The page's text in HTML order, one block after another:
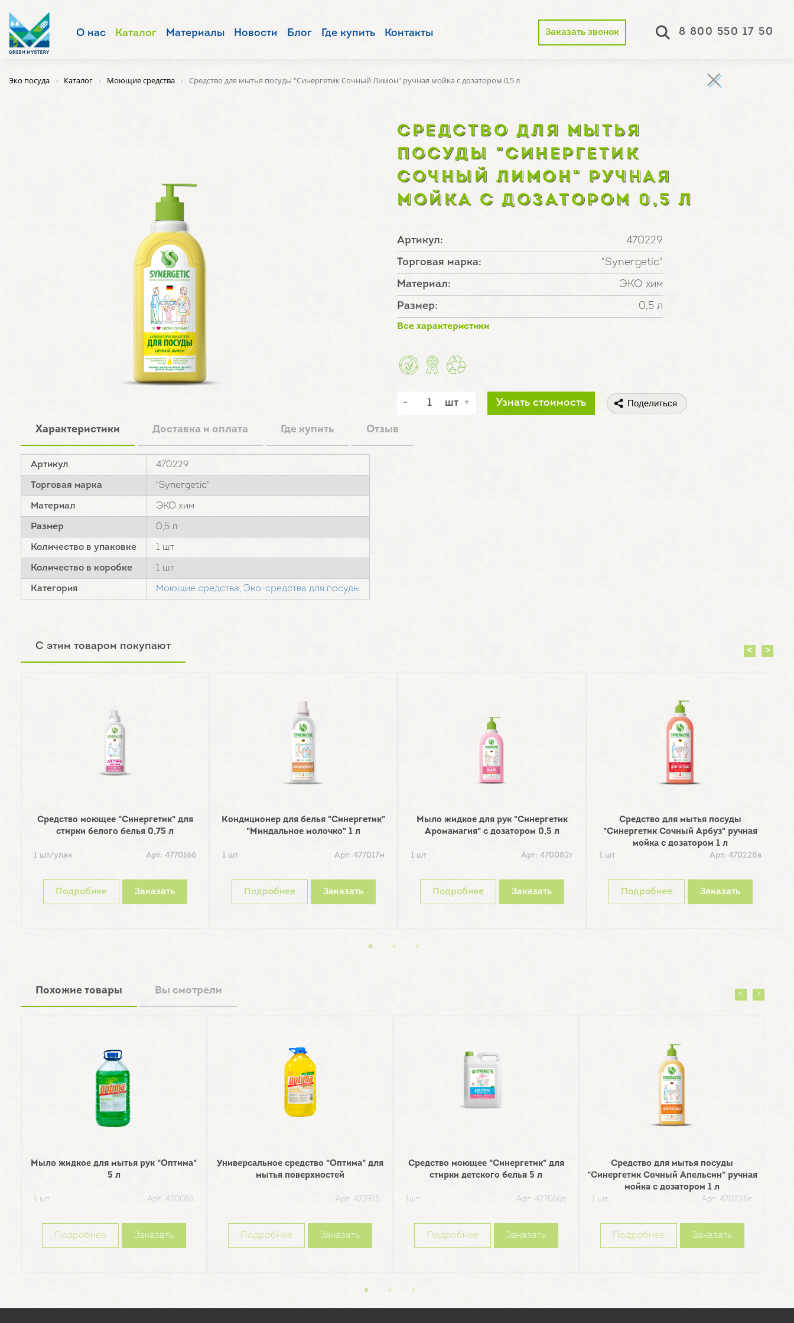
О нас Каталог Материалы Новости Блог Где купить Контакты Заказать звонок 8 800 550 17 50
Эко посуда Каталог Моющие средства Средство для мытья посуды "Синергетик Сочный Лимон" ручная мойка с дозатором 0,5 л
СРЕДСТВО ДЛЯ МЫТЬЯ
ПОСУДЫ "СИНЕРГЕТИК
СОЧНЫЙ ЛИМОН" РУЧНАЯ
МОЙКА С ДОЗАТОРОМ 0,5 Л
Артикул:
470229
Торговая марка:
"Synergetic"
Материал:
ЭКО хим
Размер:
0,5 л
Все характеристики
шт Узнать стоимость Поделиться
Характеристики Доставка и оплата Где купить Отзыв
Артикул 470229
Торговая марка "Synergetic"
Материал ЭКО хим
Размер 0,5 л
Количество в упаковке 1 шт
Количество в коробке 1 шт
Категория Моющие средства, Эко-средства для посуды
С этим товаром покупают
Средство моющее "Синергетик" для
стирки белого белья 0,75 л
1 шт/упак Арт: 477016б
Подробнее Заказать
Кондиционер для белья "Синергетик"
"Миндальное молочко" 1 л
1 шт Арт: 477017м
Подробнее Заказать
Мыло жидкое для рук "Синергетик
Аромамагия" с дозатором 0,5 л
1 шт Арт: 470082г
Подробнее Заказать
Средство для мытья посуды
"Синергетик Сочный Арбуз" ручная
мойка с дозатором 1 л
1 шт
Арт: 470228в
Подробнее Заказать
Похожие товары Вы смотрели
Мыло жидкое для мытья рук "Оптима"
5 л
1 шт Арт: 470081
Подробнее Заказать
Универсальное средство "Оптима" для
мытья поверхностей
Арт: 473915
Подробнее Заказать
Средство моющее "Синергетик" для
стирки детского белья 5 л
1шт Арт: 477016д
Подробнее Заказать
Средство для мытья посуды
"Синергетик Сочный Апельсин" ручная
мойка с дозатором 1 л
1 шт
Арт: 470228г
Подробнее Заказать